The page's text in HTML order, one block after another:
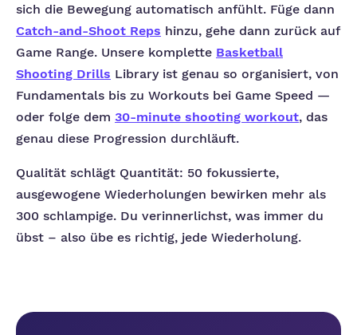
sich die Bewegung automatisch anfühlt. Füge dann
Catch-and-Shoot Reps hinzu, gehe dann zurück auf
Game Range. Unsere komplette Basketball
Shooting Drills Library ist genau so organisiert, von
Fundamentals bis zu Workouts bei Game Speed —
oder folge dem 30-minute shooting workout, das
genau diese Progression durchläuft.
Qualität schlägt Quantität: 50 fokussierte,
ausgewogene Wiederholungen bewirken mehr als
300 schlampige. Du verinnerlichst, was immer du
übst – also übe es richtig, jede Wiederholung.